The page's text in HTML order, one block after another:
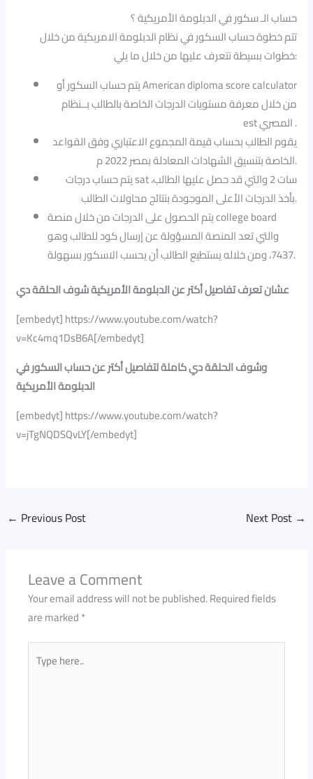
حساب الـ سكور في الدبلومة الأمريكية ؟
تتم خطوة حساب السكور في نظام الدبلومة الامريكية من خلال
خطوات بسيطة نتعرف عليها من خلال ما يلي:
يتم حساب السكور أو American diploma score calculator
من خلال معرفة مستويات الدرجات الخاصة بالطالب بــنظام
est المصري .
يقوم الطالب بحساب قيمة المجموع الاعتباري وفق القواعد
الخاصة بتنسيق الشهادات المعادلة بمصر 2022 م.
يتم حساب درجات sat سات 2 والتي قد حصل عليها الطالب،
بأخذ الدرجات الأعلى الموجودة بنتائج محاولات الطالب.
يتم الحصول على الدرجات من خلال منصة college board
والتي تعد المنصة المسؤولة عن إرسال كود للطالب وهو
7437، ومن خلاله يستطيع الطالب أن يحسب الاسكور بسهولة.
[embedyt] https://www.youtube.com/watch?
v=Kc4mq1DsB6A[/embedyt]
وشوف الحلقة دي كاملة لتفاصيل أكتر عن حساب السكور في
[embedyt] https://www.youtube.com/watch?
v=jTgNQDSQvLY[/embedyt]
← Previous Post Next Post →
Leave a Comment
Your email address will not be published.Required fields
are marked*
here..